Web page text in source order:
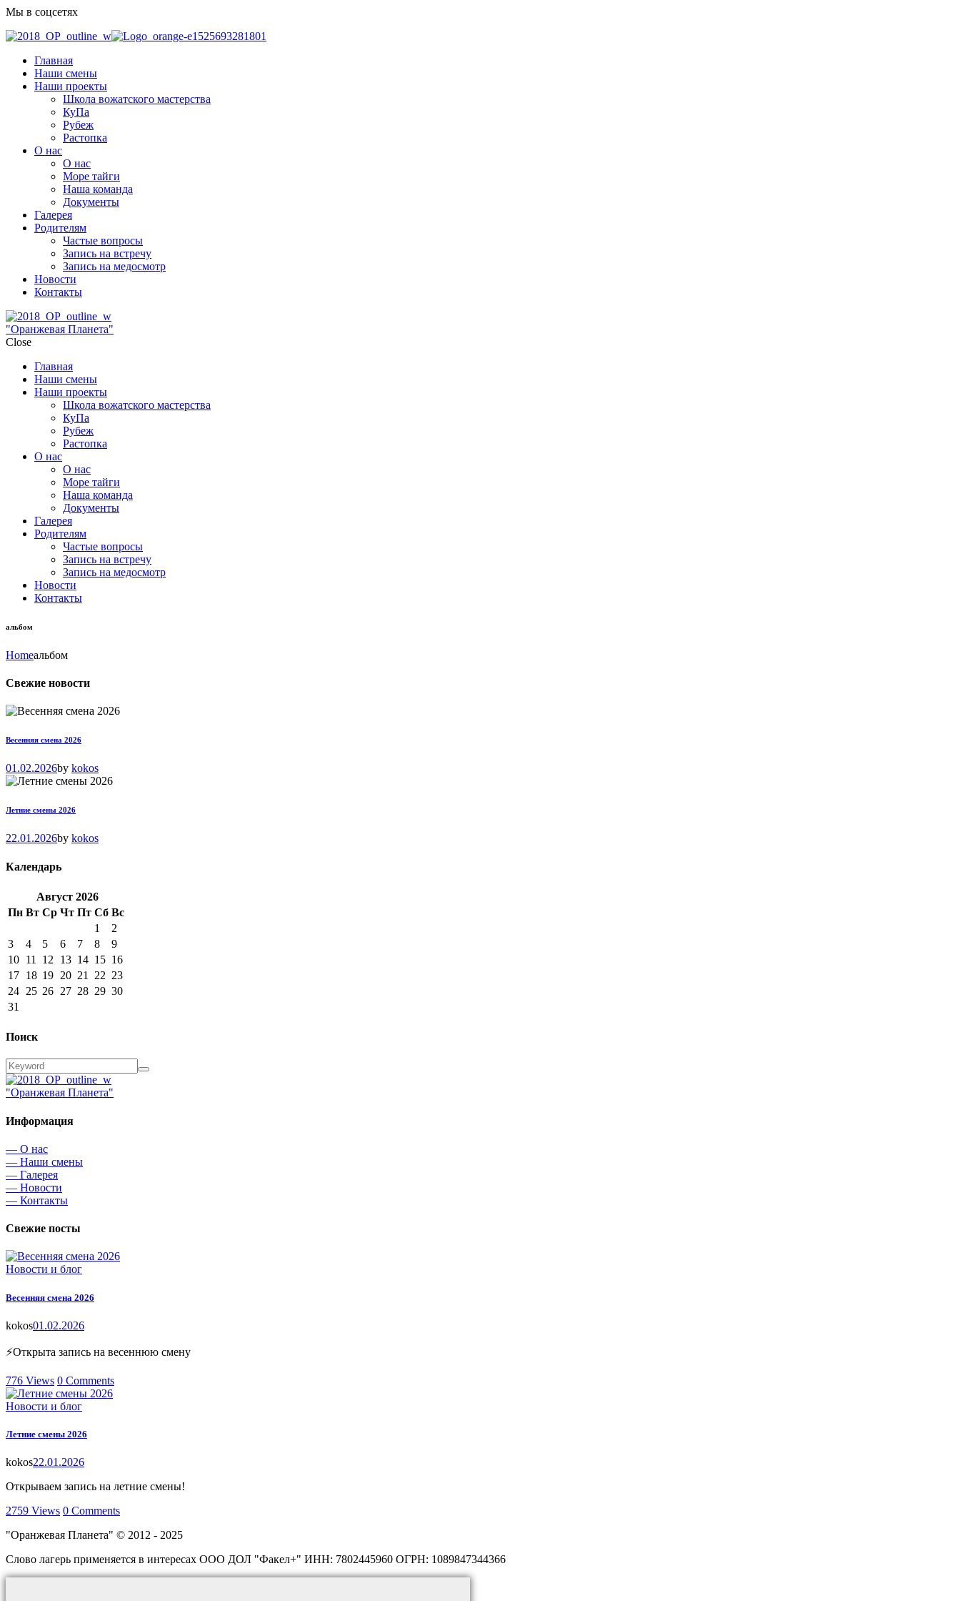
Мы в соцсетях
Главная
Наши смены
Наши проекты
Школа вожатского мастерства
КуПа
Рубеж
Растопка
О нас
О нас
Море тайги
Наша команда
Документы
Галерея
Родителям
Частые вопросы
Запись на встречу
Запись на медосмотр
Новости
Контакты
"Оранжевая Планета"
Close
Главная
Наши смены
Наши проекты
Школа вожатского мастерства
КуПа
Рубеж
Растопка
О нас
О нас
Море тайги
Наша команда
Документы
Галерея
Родителям
Частые вопросы
Запись на встречу
Запись на медосмотр
Новости
Контакты
альбом
Homeальбом
Свежие новости
Весенняя смена 2026
01.02.2026by kokos
Летние смены 2026
22.01.2026by kokos
Календарь
Август 2026
Пн Вт Ср Чт Пт Сб Вс
1
2
3
4 5 6 7 8
9
10 11 12 13 14 15 16
17 18 19 20 21 22 23
24 25 26 27 28 29 30
31
Поиск
"Оранжевая Планета"
Информация
— О нас
— Наши смены
— Галерея
— Новости
— Контакты
Свежие посты
Новости и блог
Весенняя смена 2026
kokos01.02.2026
⚡Открыта запись на весеннюю смену
776 Views 0 Comments
Новости и блог
Летние смены 2026
kokos22.01.2026
Открываем запись на летние смены!
2759 Views 0 Comments
"Оранжевая Планета" © 2012 - 2025
Слово лагерь применяется в интересах ООО ДОЛ "Факел+" ИНН: 7802445960 ОГРН: 1089847344366